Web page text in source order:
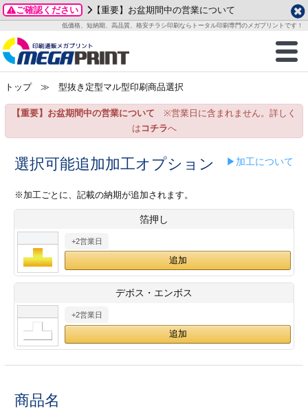
ご確認ください 【重要】お盆期間中の営業について
低価格、短納期、高品質、格安チラシ印刷ならトータル印刷専門のメガプリントです！
商品一覧
グッズ
ステッカー
ックカード印刷
業ツール印刷
＆盛り上げ印刷
ご利用ガイド
お客様へ
いて
方法
/送料について
刷
カード印刷
ックカード名刺
ムカード
型マル型印刷
ード印刷
印刷
データ作成ガイド
成前に
ガイド
加工指示ガイド
テンプレート
ード印刷
名刺印刷
ックカード
ード印刷
印刷
形マル型
印刷
一覧
わせ
り
プル請求
2026年 8月
月
火 水 木 金
土
1
3
4 5 6 7
8
15
24
25 26 27
29
土
1
2 3
8 9 10 11
12
14
15 16 17 18
19
25
26
28
29 30
トップ≫ 型抜き定型マル型印刷商品選択
【重要】お盆期間中の営業について ※営業日に含まれません。詳しく
は コチラへ
選択可能追加加工オプション ▶加工について
※加工ごとに、記載の納期が追加されます。
箔押し
+2営業日
デボス・エンボス
+2営業日
商品名